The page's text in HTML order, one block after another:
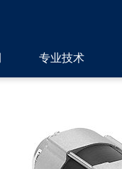
专业技术